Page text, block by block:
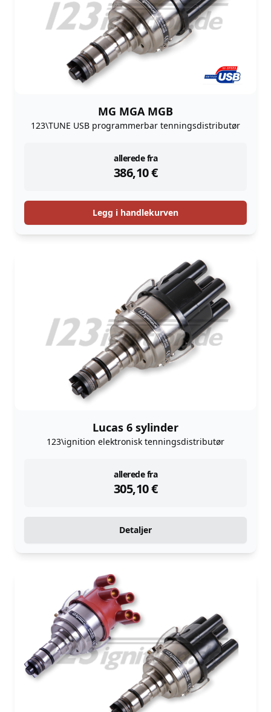
MG MGA MGB
123\TUNE USB programmerbar tenningsdistributør
allerede fra
386,10€
instock
Legg i handlekurven
Lucas 6 sylinder
123\ignition elektronisk tenningsdistributør
allerede fra
305,10€
instock
Detaljer